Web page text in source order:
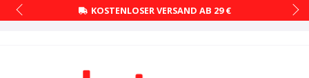
KOSTENLOSER VERSAND AB 29 €